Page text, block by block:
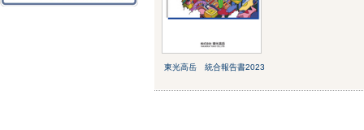
東光高岳 統合報告書2023